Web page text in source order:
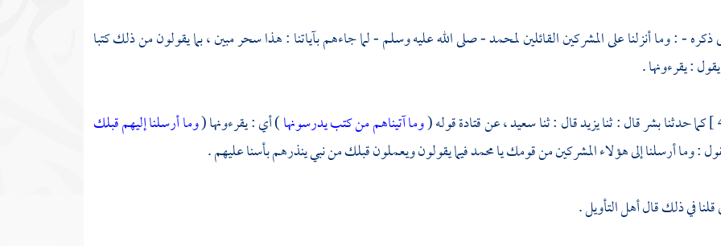
- : وما أنزلنا على المشركين القائلينلمحمد- صلى الله عليه وسلم - لما جاءهم بآياتنا : هذا سحر مبين ، بما يقولون من ذلك كتبا
: يقرءونها .
كما حدثنابشرقال : ثنايزيدقال : ثناسعيد ،عنقتادةقوله (وما آتيناهم من كتب يدرسونها) أي : يقرءونها (وما أرسلنا إليهم قبلك
: وما أرسلنا إلى هؤلاء المشركين من قومك يامحمدفيما يقولون ويعملون قبلك من نبي ينذرهم بأسنا عليهم .
في ذلك قال أهل التأويل .